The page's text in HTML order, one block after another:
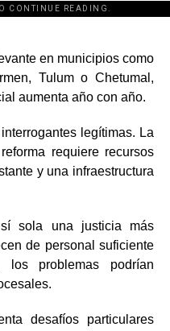
CONTINUE READING.
en municipios como
Tulum o Chetumal,
aumenta año con año.
legítimas. La
requiere recursos
y una infraestructura
sola una justicia más
de personal suficiente
problemas podrían
desafíos particulares